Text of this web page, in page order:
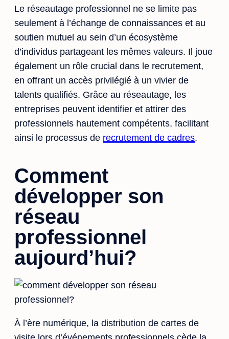
Le réseautage professionnel ne se limite pas
seulement à l’échange de connaissances et au
soutien mutuel au sein d’un écosystème
d’individus partageant les mêmes valeurs. Il joue
également un rôle crucial dans le recrutement,
en offrant un accès privilégié à un vivier de
talents qualifiés. Grâce au réseautage, les
entreprises peuvent identifier et attirer des
professionnels hautement compétents, facilitant
ainsi le processus de recrutement de cadres.
Comment
développer son
réseau
professionnel
aujourd’hui?
À l’ère numérique, la distribution de cartes de